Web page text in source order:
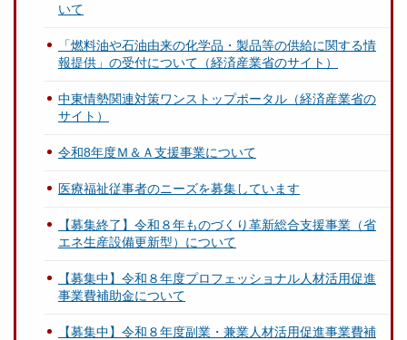
いて
「燃料油や石油由来の化学品・製品等の供給に関する情
報提供」の受付について（経済産業省のサイト）
中東情勢関連対策ワンストップポータル（経済産業省の
サイト）
令和8年度Ｍ＆Ａ支援事業について
医療福祉従事者のニーズを募集しています
【募集終了】令和８年ものづくり革新総合支援事業（省
エネ生産設備更新型）について
【募集中】令和８年度プロフェッショナル人材活用促進
事業費補助金について
【募集中】令和８年度副業・兼業人材活用促進事業費補